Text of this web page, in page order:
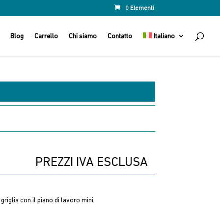
0 Elementi
Blog Carrello Chi siamo Contatto Italiano
PREZZI IVA ESCLUSA
con il piano di lavoro mini.